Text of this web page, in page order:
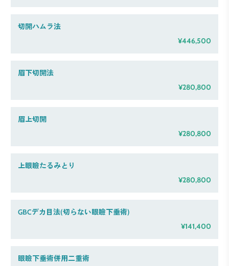
切開ハムラ法
¥446,500
眉下切開法
¥280,800
眉上切開
¥280,800
上眼瞼たるみとり
¥280,800
GBCデカ目法(切らない眼瞼下垂術)
¥141,400
眼瞼下垂術併用二重術